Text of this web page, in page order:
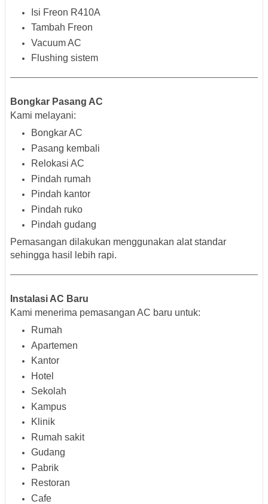
Isi Freon R410A
Tambah Freon
Vacuum AC
Flushing sistem
Bongkar Pasang AC
Kami melayani:
Bongkar AC
Pasang kembali
Relokasi AC
Pindah rumah
Pindah kantor
Pindah ruko
Pindah gudang
Pemasangan dilakukan menggunakan alat standar
sehingga hasil lebih rapi.
Instalasi AC Baru
Kami menerima pemasangan AC baru untuk:
Rumah
Apartemen
Kantor
Hotel
Sekolah
Kampus
Klinik
Rumah sakit
Gudang
Pabrik
Restoran
Cafe